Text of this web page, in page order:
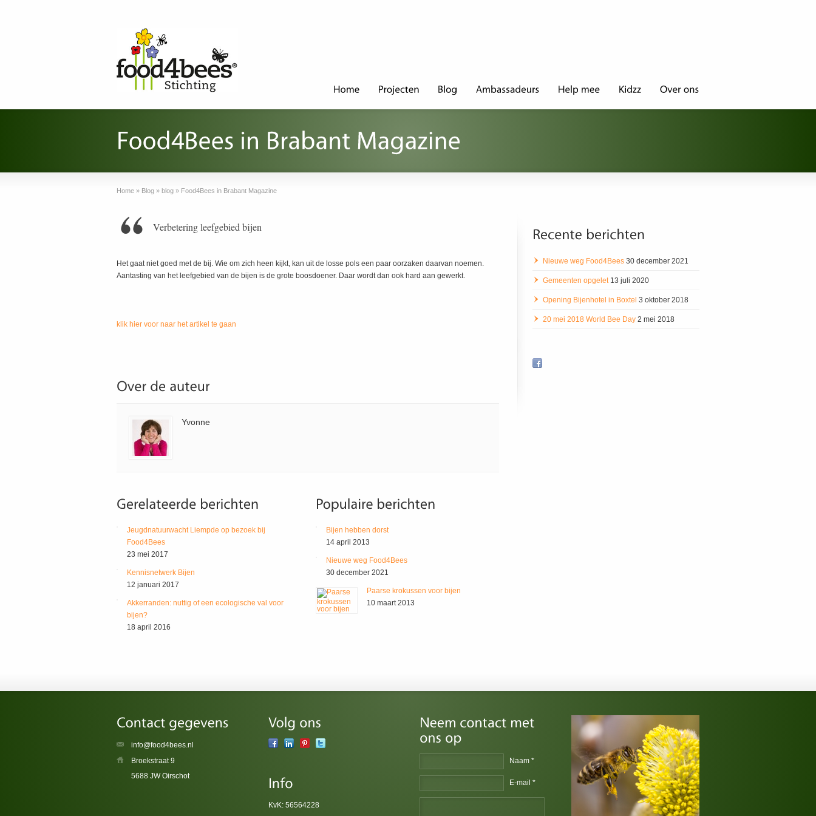
Home » Blog » blog » Food4Bees in Brabant Magazine
Verbetering leefgebied bijen
Het gaat niet goed met de bij. Wie om zich heen kijkt, kan uit de losse pols een paar oorzaken daarvan noemen.
Aantasting van het leefgebied van de bijen is de grote boosdoener. Daar wordt dan ook hard aan gewerkt.
klik hier voor naar het artikel te gaan
Yvonne
Jeugdnatuurwacht Liempde op bezoek bij
Food4Bees
23 mei 2017
Kennisnetwerk Bijen
12 januari 2017
Akkerranden: nuttig of een ecologische val voor
bijen?
18 april 2016
Bijen hebben dorst
14 april 2013
Nieuwe weg Food4Bees
30 december 2021
Paarse krokussen voor bijen
10 maart 2013
Nieuwe weg Food4Bees 30 december 2021
Gemeenten opgelet 13 juli 2020
Opening Bijenhotel in Boxtel 3 oktober 2018
20 mei 2018 World Bee Day 2 mei 2018
info@food4bees.nl
Broekstraat 9
5688 JW Oirschot
KvK: 56564228
Naam *
E-mail *